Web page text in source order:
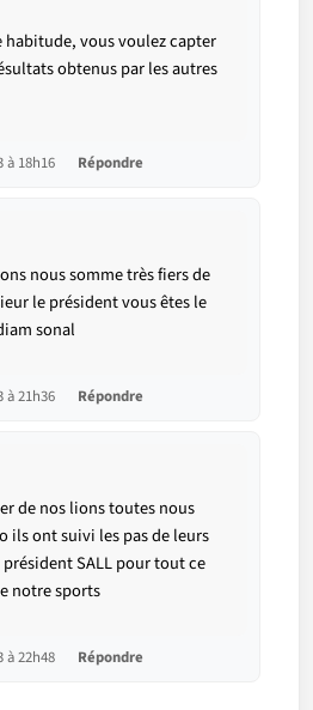
habitude, vous voulez capter
obtenus par les autres
à 18h16 Répondre
nous somme très fiers de
le président vous êtes le
sonal
à 21h36 Répondre
de nos lions toutes nous
ils ont suivi les pas de leurs
SALL pour tout ce
notre sports
à 22h48 Répondre